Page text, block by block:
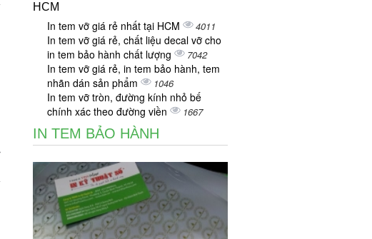
HCM
In tem vỡ giá rẻ nhất tại HCM 4011
In tem vỡ giá rẻ, chất liệu decal vỡ cho
in tem bảo hành chất lượng
7042
In tem vỡ giá rẻ, in tem bảo hành, tem
nhãn dán sản phẩm
1046
In tem vỡ tròn, đường kính nhỏ bế
chính xác theo đường viền
1667
IN TEM BẢO HÀNH